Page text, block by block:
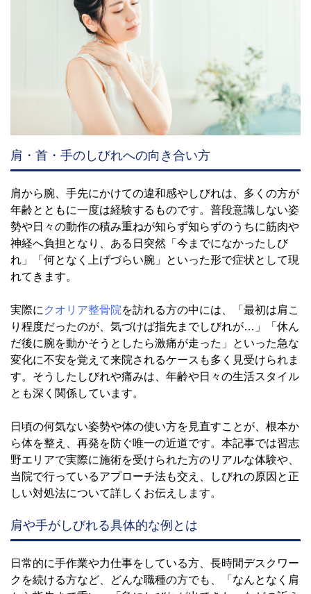
肩・首・手のしびれへの向き合い方
肩から腕、手先にかけての違和感やしびれは、多くの方が
年齢とともに一度は経験するものです。普段意識しない姿
勢や日々の動作の積み重ねが知らず知らずのうちに筋肉や
神経へ負担となり、ある日突然「今までになかったしび
れ」「何となく上げづらい腕」といった形で症状として現
れてきます。
実際に クオリア整骨院を訪れる方の中には、「最初は肩こ
り程度だったのが、気づけば指先までしびれが…」「休ん
だ後に腕を動かそうとしたら激痛が走った」といった急な
変化に不安を覚えて来院されるケースも多く見受けられま
す。そうしたしびれや痛みは、年齢や日々の生活スタイル
とも深く関係しています。
日頃の何気ない姿勢や体の使い方を見直すことが、根本か
ら体を整え、再発を防ぐ唯一の近道です。本記事では習志
野エリアで実際に施術を受けられた方のリアルな体験や、
当院で行っているアプローチ法も交え、しびれの原因と正
しい対処法について詳しくお伝えします。
肩や手がしびれる具体的な例とは
日常的に手作業や力仕事をしている方、長時間デスクワー
クを続ける方など、どんな職種の方でも、「なんとなく肩